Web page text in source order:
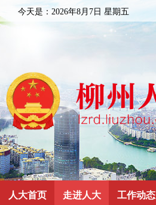
今天是： 2026年8月7日 星期五
人大首页 走进人大 工作动态